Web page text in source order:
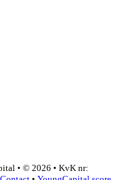
• © 2026 • KvK nr: